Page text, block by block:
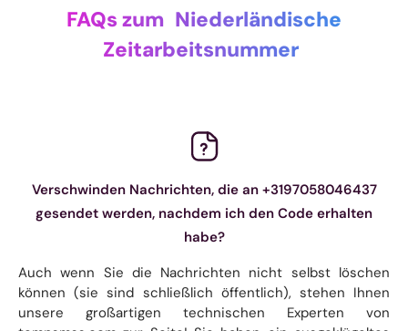
FAQs zum Niederländische
Zeitarbeitsnummer
Verschwinden Nachrichten, die an +3197058046437
gesendet werden, nachdem ich den Code erhalten
habe?
Auch wenn Sie die Nachrichten nicht selbst löschen
können (sie sind schließlich öffentlich), stehen Ihnen
unsere großartigen technischen Experten von